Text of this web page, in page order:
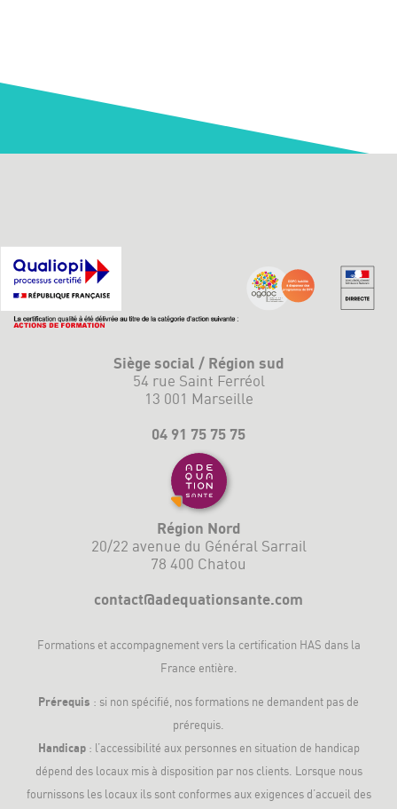
Siège social / Région sud
54 rue Saint Ferréol
13 001 Marseille
04 91 75 75 75
Région Nord
20/22 avenue du Général Sarrail
78 400 Chatou
contact@adequationsante.com
Formations et accompagnement vers la certification HAS dans la
France entière.
Prérequis : si non spécifié, nos formations ne demandent pas de
prérequis.
Handicap: l’accessibilité aux personnes en situation de handicap
dépend des locaux mis à disposition par nos clients. Lorsque nous
fournissons les locaux ils sont conformes aux exigences d’accueil des